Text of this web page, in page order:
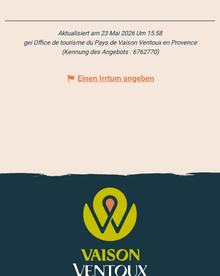
Aktualisiert am 23 Mai 2026 Um 15:58
gei Office de tourisme du Pays de Vaison Ventoux en Provence
(Kennung des Angebots : 6762770)
Einen Irrtum angeben